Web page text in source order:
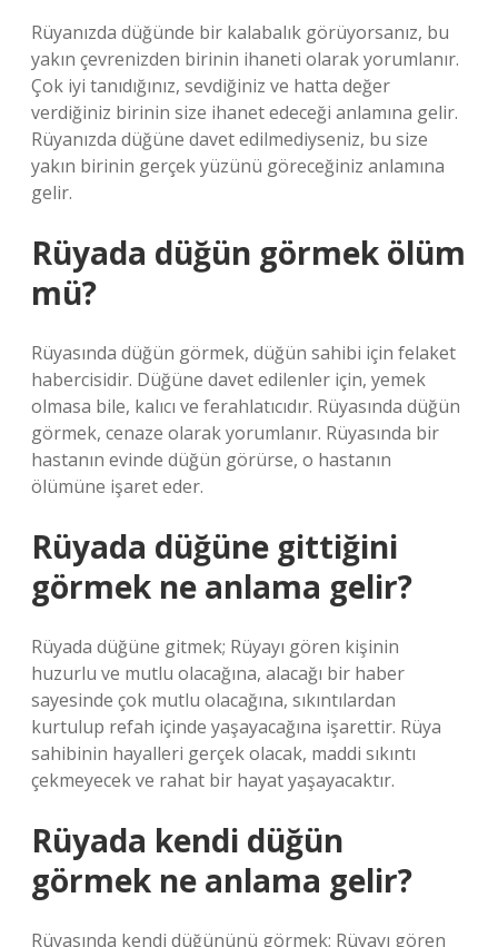
Rüyanızda düğünde bir kalabalık görüyorsanız, bu
yakın çevrenizden birinin ihaneti olarak yorumlanır.
Çok iyi tanıdığınız, sevdiğiniz ve hatta değer
verdiğiniz birinin size ihanet edeceği anlamına gelir.
Rüyanızda düğüne davet edilmediyseniz, bu size
yakın birinin gerçek yüzünü göreceğiniz anlamına
gelir.
Rüyada düğün görmek ölüm
mü?
Rüyasında düğün görmek, düğün sahibi için felaket
habercisidir. Düğüne davet edilenler için, yemek
olmasa bile, kalıcı ve ferahlatıcıdır. Rüyasında düğün
görmek, cenaze olarak yorumlanır. Rüyasında bir
hastanın evinde düğün görürse, o hastanın
ölümüne işaret eder.
Rüyada düğüne gittiğini
görmek ne anlama gelir?
Rüyada düğüne gitmek; Rüyayı gören kişinin
huzurlu ve mutlu olacağına, alacağı bir haber
sayesinde çok mutlu olacağına, sıkıntılardan
kurtulup refah içinde yaşayacağına işarettir. Rüya
sahibinin hayalleri gerçek olacak, maddi sıkıntı
çekmeyecek ve rahat bir hayat yaşayacaktır.
Rüyada kendi düğün
görmek ne anlama gelir?
Rüyasında kendi düğününü görmek; Rüyayı gören